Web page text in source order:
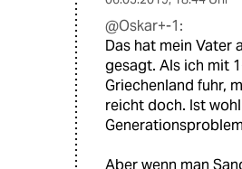
@Oskar+-1:
Das hat mein Vater
gesagt. Als ich mit
Griechenland fuhr,
reicht doch. Ist
Aber wenn man